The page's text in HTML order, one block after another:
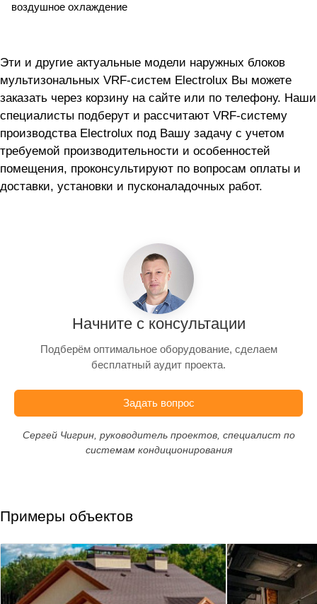
воздушное охлаждение
Эти и другие актуальные модели наружных блоков
мультизональных VRF-систем Electrolux Вы можете
заказать через корзину на сайте или по телефону. Наши
специалисты подберут и рассчитают VRF-систему
производства Electrolux под Вашу задачу с учетом
требуемой производительности и особенностей
помещения, проконсультируют по вопросам оплаты и
доставки, установки и пусконаладочных работ.
Начните с консультации
Подберём оптимальное оборудование, сделаем
бесплатный аудит проекта.
Задать вопрос
Сергей Чигрин, руководитель проектов, специалист по
системам кондиционирования
Примеры объектов